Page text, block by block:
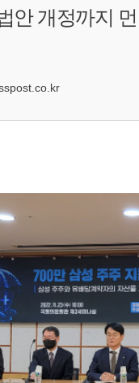
안 개정까지